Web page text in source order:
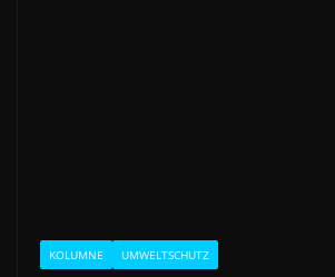
KOLUMNE UMWELTSCHUTZ